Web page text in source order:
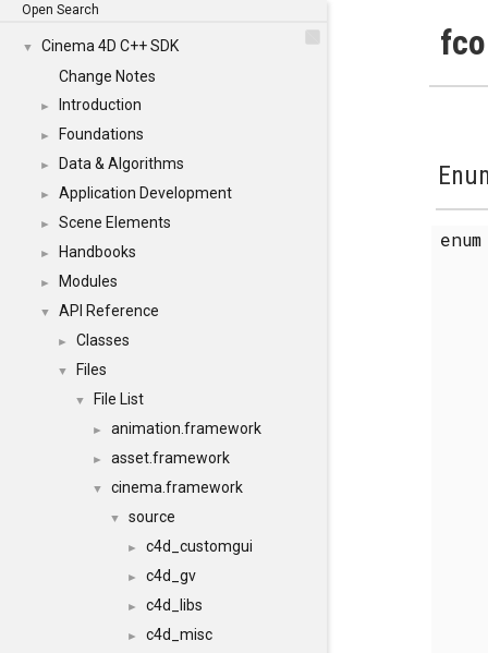
Open Search
▼
Cinema 4D C++ SDK
Change Notes
► Introduction
► Foundations
► Data & Algorithms
► Application Development
► Scene Elements
► Handbooks
► Modules
▼ API Reference
► Classes
▼ Files
▼ File List
► animation.framework
► asset.framework
▼ cinema.framework
▼ source
► c4d_customgui
► c4d_gv
► c4d_libs
► c4d_misc